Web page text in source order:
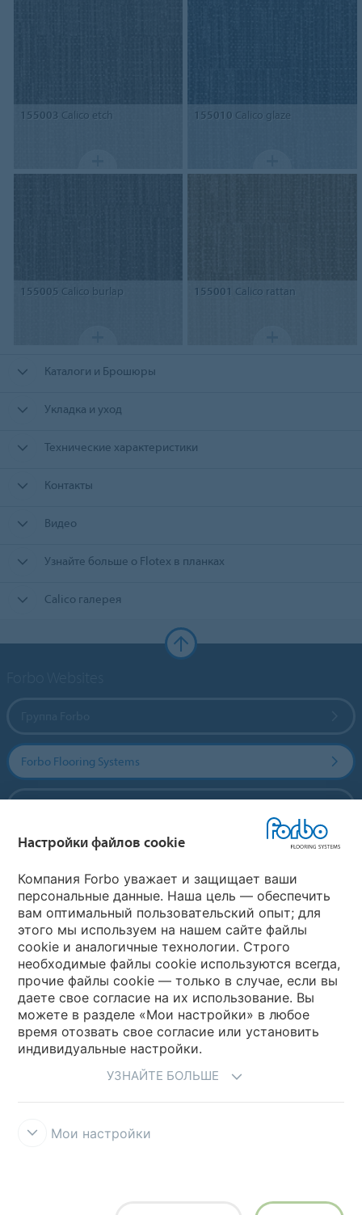
155003 Calico etch 155010 Calico glaze
155005 Calico burlap 155001 Calico rattan
Каталоги и Брошюры
Укладка и уход
Технические характеристики
Контакты
Видео
Узнайте больше о Flotex в планках
Calico галерея
Forbo Flooring Systems
Выберите страну
Выберите вашу страну
My Forbo
Где купить
Настройки файлов cookie
Компания Forbo уважает и защищает ваши
персональные данные. Наша цель — обеспечить
вам оптимальный пользовательский опыт; для
этого мы используем на нашем сайте файлы
cookie и аналогичные технологии. Строго
необходимые файлы cookie используются всегда,
прочие файлы cookie — только в случае, если вы
даете свое согласие на их использование. Вы
можете в разделе «Мои настройки» в любое
время отозвать свое согласие или установить
индивидуальные настройки.
УЗНАЙТЕ БОЛЬШЕ
Мои настройки